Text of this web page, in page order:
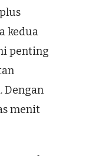
kedua
penting
Dengan
menit